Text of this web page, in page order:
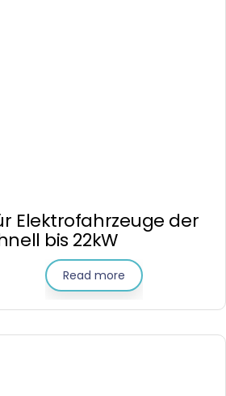
Elektrofahrzeuge der
bis 22kW
Read more